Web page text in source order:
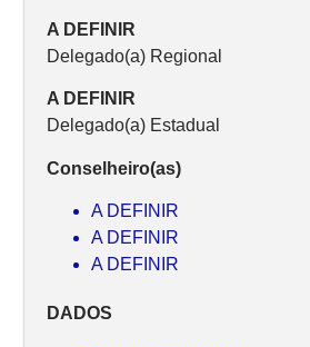
A DEFINIR
Delegado(a) Regional
A DEFINIR
Delegado(a) Estadual
Conselheiro(as)
A DEFINIR
A DEFINIR
A DEFINIR
DADOS